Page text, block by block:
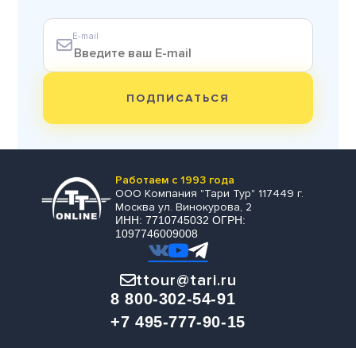
E-mail
ПОДПИСАТЬСЯ
Работаем с 1993 года
ООО Компания "Тари Тур" 117449 г.
Москва ул. Винокурова, 2
ИНН: 7710745032 ОГРН:
1097746009008
ttour@tari.ru
8 800-302-54-91
+7 495-777-90-15